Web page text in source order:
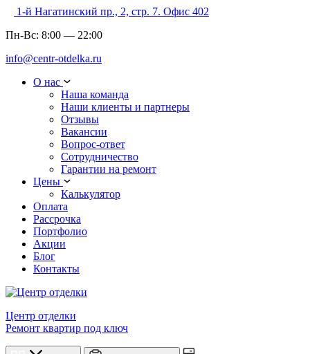
1-й Нагатинский пр., 2, стр. 7. Офис 402
Пн-Вс: 8:00 — 22:00
info@centr-otdelka.ru
О нас
Наша команда
Наши клиенты и партнеры
Отзывы
Вакансии
Вопрос-ответ
Сотрудничество
Гарантии на ремонт
Цены
Калькулятор
Оплата
Рассрочка
Портфолио
Акции
Блог
Контакты
Центр отделки
Ремонт квартир под ключ